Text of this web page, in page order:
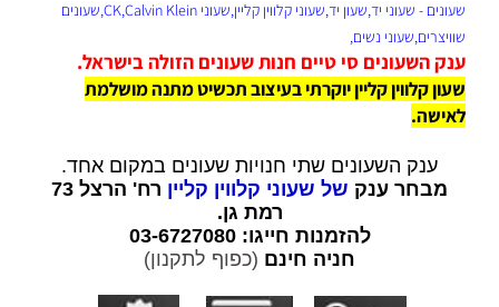
שעונים - שעוני יד,שעון יד,שעוני קלווין קליין,שעוני CK,Calvin Klein,שעונים
שוויצרים,שעוני נשים,
ענק השעונים סי טיים חנות שעונים הזולה בישראל.
שעון קלווין קליין יוקרתי בעיצוב תכשיט מתנה מושלמת
לאישה.
ענק השעונים שתי חנויות שעונים במקום אחד.
מבחר ענק של שעוני קלווין קליין
רח' הרצל 73
רמת גן.
להזמנות חייגו: 03-6727080
חניה חינם (כפוף לתקנון)